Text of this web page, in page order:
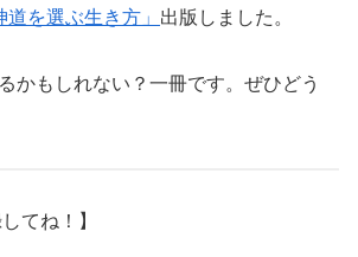
道を選ぶ生き方」 出版しました。
かもしれない？一冊です。ぜひどう
てね！】